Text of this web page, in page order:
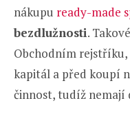
nákupu ready-made
bezdlužnosti.
Obchodním
kapitál a před koupí
činnost, tudíž nemají